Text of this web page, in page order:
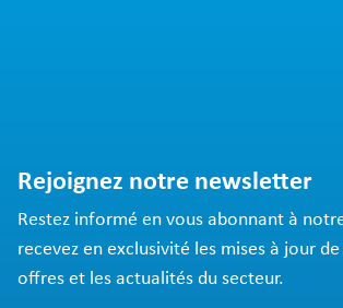
Rejoignez notre newsletter
Restez informé en vous abonnant à
recevez en exclusivité les mises à jour
offres et les actualités du secteur.